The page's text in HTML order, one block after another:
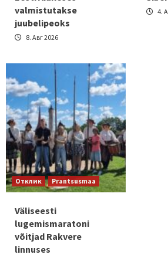
valmistutakse
juubelipeoks
8. Авг 2026
4.
Отклик Prantsusmaa
Väliseesti
lugemismaratoni
võitjad Rakvere
linnuses